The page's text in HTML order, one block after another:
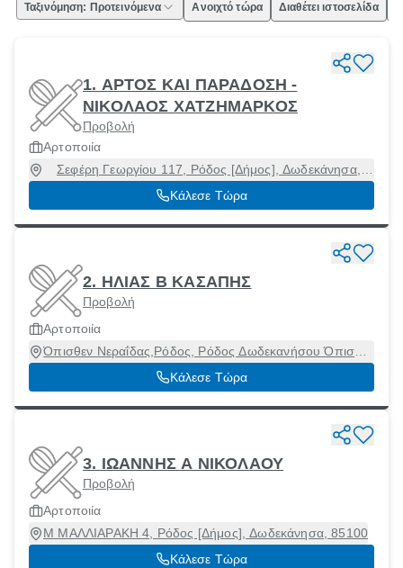
Ταξινόμηση: Προτεινόμενα Ανοιχτό τώρα Διαθέτει ιστοσελίδα
1. ΑΡΤΟΣ ΚΑΙ ΠΑΡΑΔΟΣΗ -
ΝΙΚΟΛΑΟΣ ΧΑΤΖΗΜΑΡΚΟΣ
Προβολή
Αρτοποιία
Σεφέρη Γεωργίου 117, Ρόδος [Δήμος], Δωδεκάνησα,
85101
Κάλεσε Τώρα
2. ΗΛΙΑΣ Β ΚΑΣΑΠΗΣ
Προβολή
Αρτοποιία
Όπισθεν Νεραΐδας,Ρόδος, Ρόδος Δωδεκανήσου Όπισθεν
ΝεραΐδαςΡόδος, Ρόδος [Δήμος], Δωδεκάνησα, 69100
Κάλεσε Τώρα
3. ΙΩΑΝΝΗΣ Α ΝΙΚΟΛΑΟΥ
Προβολή
Αρτοποιία
Μ ΜΑΛΛΙΑΡΑΚΗ 4, Ρόδος [Δήμος], Δωδεκάνησα, 85100
Κάλεσε Τώρα